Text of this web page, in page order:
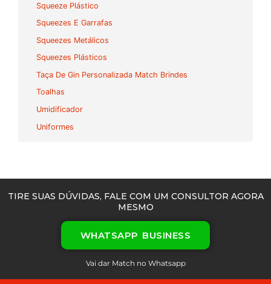
Squeeze Plástico
Squeezes E Garrafas
Squeezes Metálicos
Squeezes Plásticos
Taça De Gin Personalizada Match Brindes
Toalhas
Umidificador
Uniformes
TIRE SUAS DÚVIDAS, FALE COM UM CONSULTOR AGORA
MESMO
WHATSAPP BUSINESS
Vai dar Match no Whatsapp